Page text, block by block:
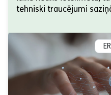
tehniski traucējumi